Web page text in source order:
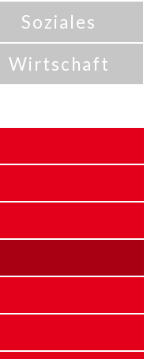
Soziales
Wirtschaft